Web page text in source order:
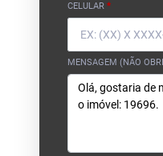
CELULAR *
MENSAGEM (NÃO